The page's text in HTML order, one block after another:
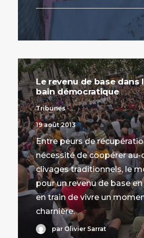
Le revenu de base dans
bain démocratique
Tribunes
19 août 2013
Entre peurs de
nécessité de coopérer au-
clivages traditionnels, le
pour un revenu de base
en train de vivre un
charnière.
par Olivier Sarrat